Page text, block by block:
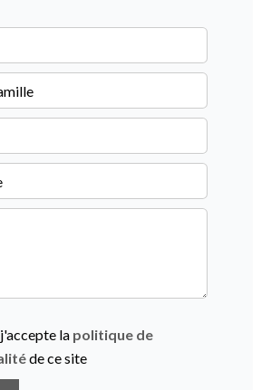
j'accepte la politique de
de ce site